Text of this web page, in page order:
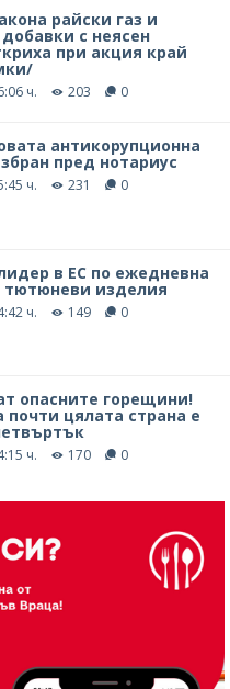
райски газ и
с неясен
при акция край
ч. 203 0
антикорупционна
пред нотариус
ч. 231 0
в ЕС по ежедневна
тютюневи изделия
ч. 149 0
опасните горещини!
цялата страна е
ч. 170 0